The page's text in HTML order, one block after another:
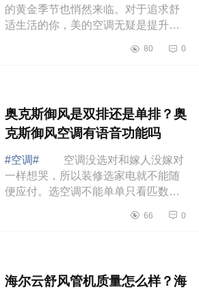
的黄金季节也悄然来临。对于追求舒
适生活的你，美的空调无疑是提升家
介绍下美的哪个系列的空调好用又省
80 0
奥克斯御风是双排还是单排？奥
克斯御风空调有语音功能吗
#空调#
空调没选对和嫁人没嫁对
一样想哭，所以装修选家电就不能随
便应付。选空调不能单单只看匹数，
大家介绍下奥克斯御风是双排还是单
66 0
海尔云舒风管机质量怎么样？海